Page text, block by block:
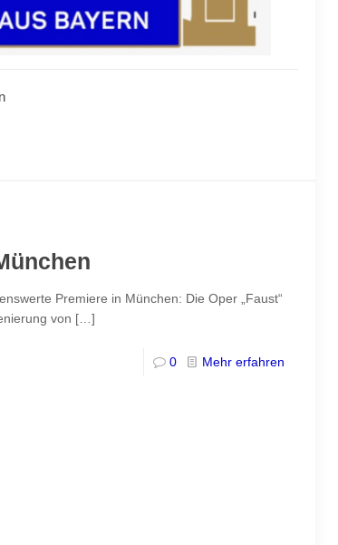
Premiere in München: Die Oper „Faust“
von […]
0 Mehr erfahren